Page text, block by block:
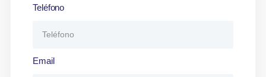
Teléfono
Email